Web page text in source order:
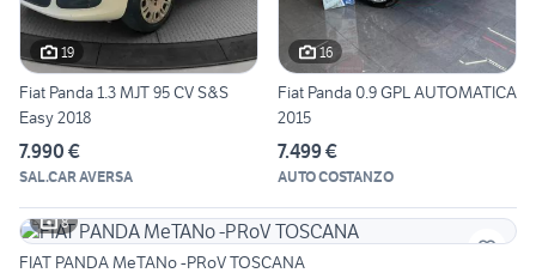
19
Fiat Panda 1.3 MJT 95 CV S&S
Easy 2018
7.990 €
SAL.CAR AVERSA
16
Fiat Panda 0.9 GPL AUTOMATICA
2015
7.499 €
AUTO COSTANZO
8
FIAT PANDA MeTANo -PRoV TOSCANA